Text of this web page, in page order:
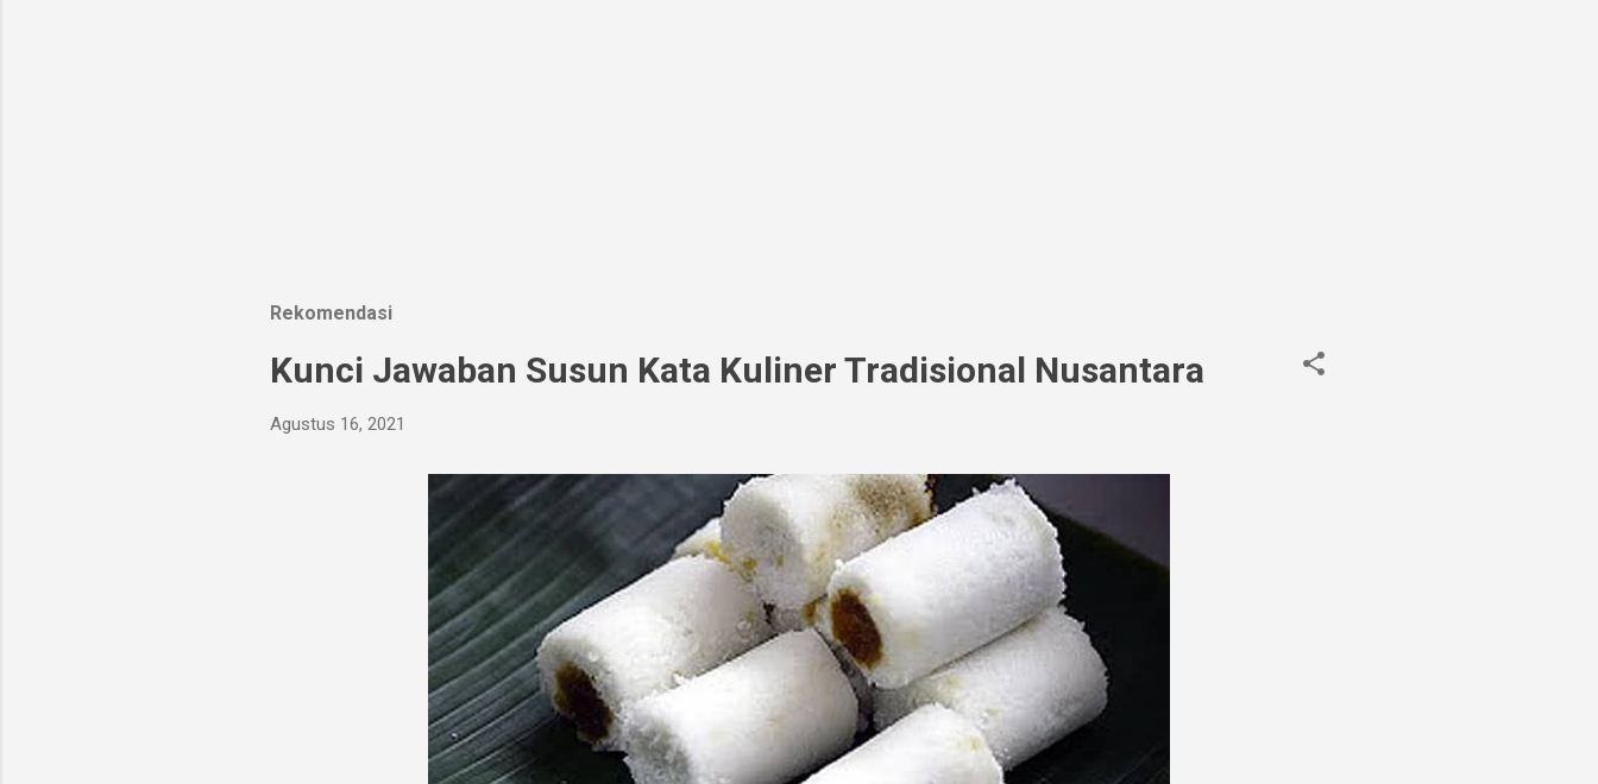
Rekomendasi
Kunci Jawaban Susun Kata Kuliner Tradisional Nusantara
Agustus 16, 2021